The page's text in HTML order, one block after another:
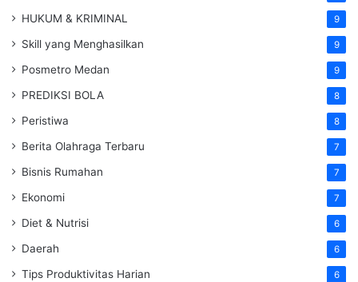
HUKUM & KRIMINAL 9
Skill yang Menghasilkan 9
Posmetro Medan 9
PREDIKSI BOLA 8
Peristiwa 8
Berita Olahraga Terbaru 7
Bisnis Rumahan 7
Ekonomi 7
Diet & Nutrisi 6
Daerah 6
Tips Produktivitas Harian 6